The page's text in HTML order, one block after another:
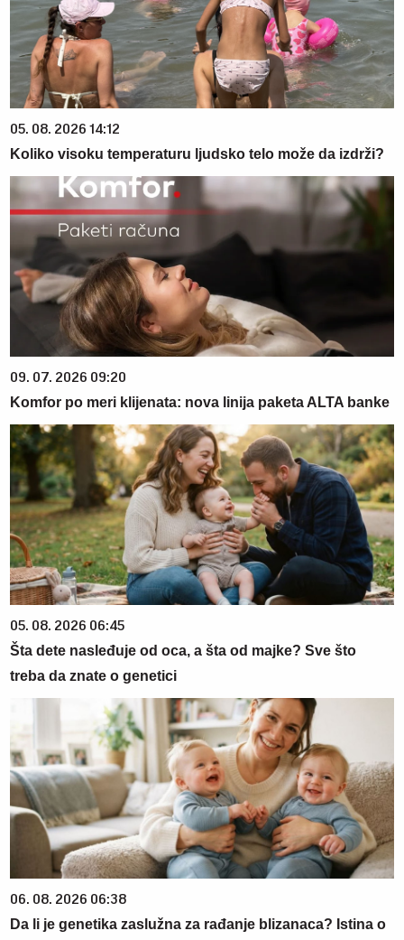
05. 08. 2026 14:12
Koliko visoku temperaturu ljudsko telo može da izdrži?
09. 07. 2026 09:20
Komfor po meri klijenata: nova linija paketa ALTA banke
05. 08. 2026 06:45
Šta dete nasleđuje od oca, a šta od majke? Sve što
treba da znate o genetici
06. 08. 2026 06:38
Da li je genetika zaslužna za rađanje blizanaca? Istina o